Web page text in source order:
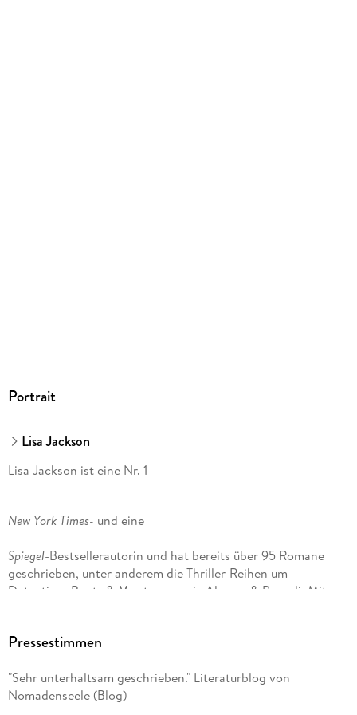
Portrait
Lisa Jackson
Lisa Jackson ist eine Nr. 1-
New York Times- und eine
Spiegel-Bestsellerautorin und hat bereits über 95 Romane
geschrieben, unter anderem die Thriller-Reihen um
Detectives Bentz & Montoya sowie Alvarez & Pescoli. Mit
, New York Times-
USA Today-Bestsellerautorin Nancy Bush, hat sie mehrere
Bücher gemeinsam verfasst, darunter
Pressestimmen
"Sehr unterhaltsam geschrieben." Literaturblog von
Nomadenseele (Blog)